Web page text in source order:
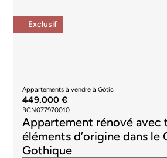
Exclusif
Appartements à vendre à Gòtic
449.000 €
BCN077970010
Appartement rénové avec
éléments d’origine dans le
Gothique